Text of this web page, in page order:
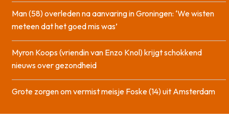
Man (58) overleden na aanvaring in Groningen: ‘We wisten
meteen dat het goed mis was’
Myron Koops (vriendin van Enzo Knol) krijgt schokkend
nieuws over gezondheid
Grote zorgen om vermist meisje Foske (14) uit Amsterdam